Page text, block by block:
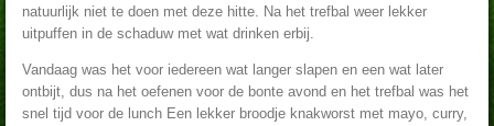
natuurlijk niet te doen met deze hitte. Na het trefbal weer lekker
uitpuffen in de schaduw met wat drinken erbij.
Vandaag was het voor iedereen wat langer slapen en een wat later
ontbijt, dus na het oefenen voor de bonte avond en het trefbal was het
snel tijd voor de lunch Een lekker broodje knakworst met mayo, curry,